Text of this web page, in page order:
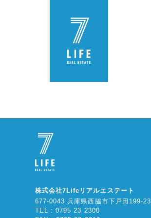
株式会社7Lifeリアルエステート
677-0043 兵庫県西脇市下戸田199-23
TEL : 0795 23 2300